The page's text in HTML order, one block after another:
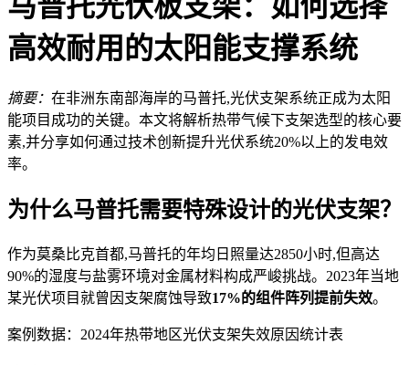
高效耐用的太阳能支撑系统
摘要： 在非洲东南部海岸的马普托,光伏支架系统正成为太阳
能项目成功的关键。本文将解析热带气候下支架选型的核心要
素,并分享如何通过技术创新提升光伏系统20%以上的发电效
率。
为什么马普托需要特殊设计的光伏支架？
作为莫桑比克首都,马普托的年均日照量达2850小时,但高达
90%的湿度与盐雾环境对金属材料构成严峻挑战。2023年当地
某光伏项目就曾因支架腐蚀导致17%的组件阵列提前失效。
案例数据：2024年热带地区光伏支架失效原因统计表